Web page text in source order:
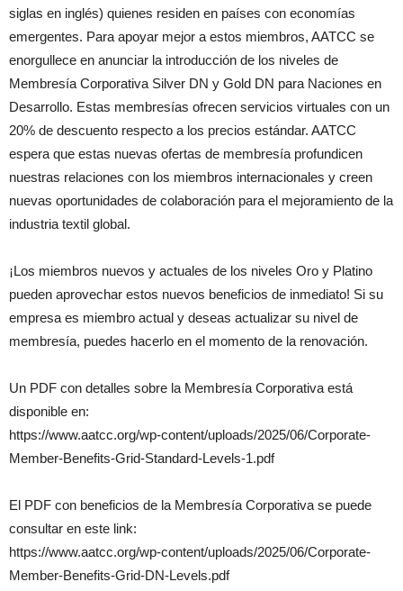
siglas en inglés) quienes residen en países con economías
emergentes. Para apoyar mejor a estos miembros, AATCC se
enorgullece en anunciar la introducción de los niveles de
Membresía Corporativa Silver DN y Gold DN para Naciones en
Desarrollo. Estas membresías ofrecen servicios virtuales con un
20% de descuento respecto a los precios estándar. AATCC
espera que estas nuevas ofertas de membresía profundicen
nuestras relaciones con los miembros internacionales y creen
nuevas oportunidades de colaboración para el mejoramiento de la
industria textil global.
¡Los miembros nuevos y actuales de los niveles Oro y Platino
pueden aprovechar estos nuevos beneficios de inmediato! Si su
empresa es miembro actual y deseas actualizar su nivel de
membresía, puedes hacerlo en el momento de la renovación.
Un PDF con detalles sobre la Membresía Corporativa está
disponible en:
https://www.aatcc.org/wp-content/uploads/2025/06/Corporate-
Member-Benefits-Grid-Standard-Levels-1.pdf
El PDF con beneficios de la Membresía Corporativa se puede
consultar en este link:
https://www.aatcc.org/wp-content/uploads/2025/06/Corporate-
Member-Benefits-Grid-DN-Levels.pdf